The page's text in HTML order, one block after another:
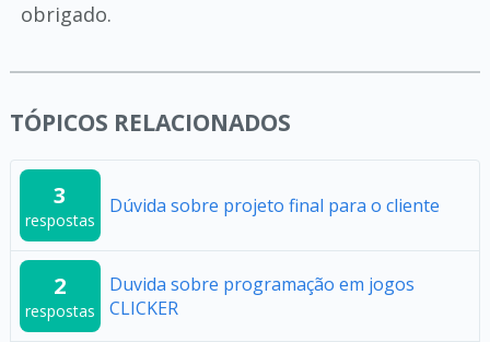
obrigado.
TÓPICOS RELACIONADOS
3
respostas
Dúvida sobre projeto final para o cliente
2
respostas
Duvida sobre programação em jogos
CLICKER